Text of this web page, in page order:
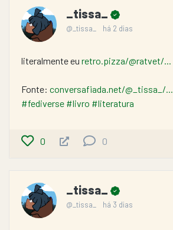
_tissa_
@_tissa_ há 2 dias
literalmente eu retro.pizza/@ratvet/...
Fonte: conversafiada.net/@_tissa_/...
#fediverse #livro #literatura
0 0
_tissa_
@_tissa_ há 3 dias